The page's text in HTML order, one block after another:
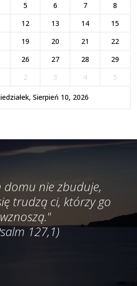
5 6 7
8
12 13 14
15
19 20 21
22
26 27 28
29
2 3 4 5
Sierpień 10, 2026
domu nie zbuduje,
trudzą ci, którzy go
wznoszą."
127,1)